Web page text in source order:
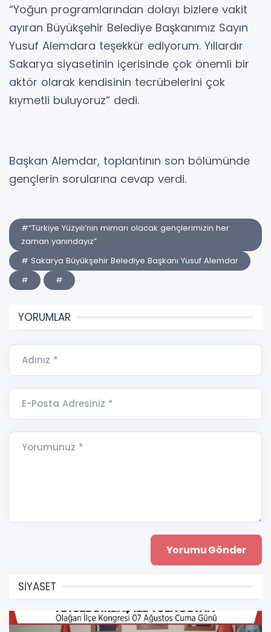
“Yoğun programlarından dolayı bizlere vakit
ayıran Büyükşehir Belediye Başkanımız Sayın
Yusuf Alemdara teşekkür ediyorum. Yıllardır
Sakarya siyasetinin içerisinde çok önemli bir
aktör olarak kendisinin tecrübelerini çok
kıymetli buluyoruz” dedi.
Başkan Alemdar, toplantının son bölümünde
gençlerin sorularına cevap verdi.
#“Türkiye Yüzyılı’nın mimarı olacak gençlerimizin her
zaman yanındayız”
# Sakarya Büyükşehir Belediye Başkanı Yusuf Alemdar
#
#
YORUMLAR
Adınız *
E-Posta Adresiniz *
Yorumunuz *
SİYASET